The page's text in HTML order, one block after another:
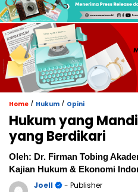
Home / Hukum / Opini
Hukum yang
yang Berdikari
Oleh: Dr. Firman Tobing
Kajian Hukum & Ekonomi
Joell
- Publisher